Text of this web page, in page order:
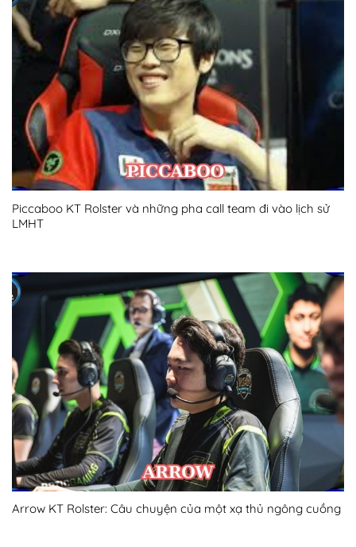
Piccaboo KT Rolster và những pha call team đi vào lịch sử
LMHT
Arrow KT Rolster: Câu chuyện của một xạ thủ ngông cuồng